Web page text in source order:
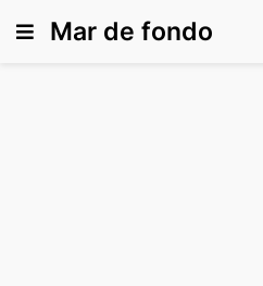
Mar de fondo